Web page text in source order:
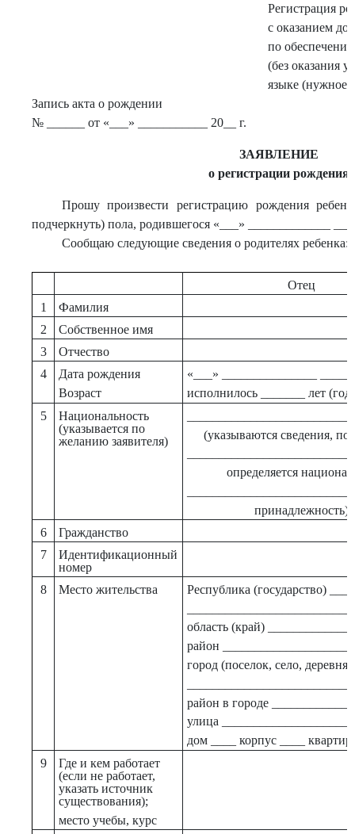
Регистрация
с оказанием
по
(без оказания
языке (нужное
Запись акта о рождении
№ ______ от «___» ___________ 20__ г.
ЗАЯВЛЕНИЕ
о регистрации рождения
Прошу произвести регистрацию рождения
подчеркнуть) пола, родившегося «___» _____________
Сообщаю следующие сведения о родителях ребенка:
Отец
1
Фамилия
2
Собственное имя
3
Отчество
4
Дата рождения
Возраст
«___» _______________ _____
исполнилось _______ лет
5
Национальность
(указывается по
желанию заявителя)
(указываются сведения, по
определяется
принадлежность)
6
Гражданство
7
Идентификационный
номер
8
Место жительства
Республика (государство)
область (край)
район
город (поселок, село,
район в городе
улица
дом ____ корпус ____
9
Где и кем работает
(если не работает,
указать источник
существования);
место учебы, курс